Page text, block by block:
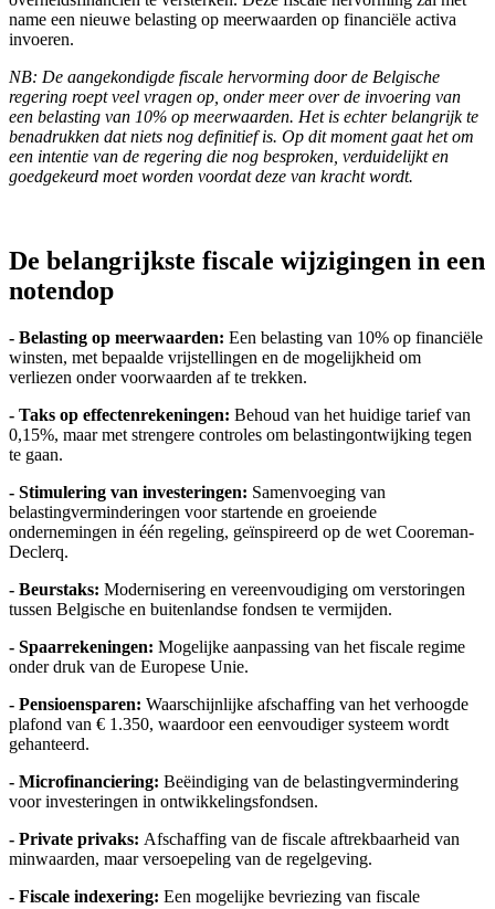
name een nieuwe belasting op meerwaarden op financiële activa
invoeren.
NB: De aangekondigde fiscale hervorming door de Belgische
regering roept veel vragen op, onder meer over de invoering van
een belasting van 10% op meerwaarden. Het is echter belangrijk te
benadrukken dat niets nog definitief is. Op dit moment gaat het om
een intentie van de regering die nog besproken, verduidelijkt en
goedgekeurd moet worden voordat deze van kracht wordt.
De belangrijkste fiscale wijzigingen in een
notendop
- Belasting op meerwaarden: Een belasting van 10% op financiële
winsten, met bepaalde vrijstellingen en de mogelijkheid om
verliezen onder voorwaarden af te trekken.
- Taks op effectenrekeningen: Behoud van het huidige tarief van
0,15%, maar met strengere controles om belastingontwijking tegen
te gaan.
- Stimulering van investeringen: Samenvoeging van
belastingverminderingen voor startende en groeiende
ondernemingen in één regeling, geïnspireerd op de wet Cooreman-
Declerq.
- Beurstaks: Modernisering en vereenvoudiging om verstoringen
tussen Belgische en buitenlandse fondsen te vermijden.
- Spaarrekeningen: Mogelijke aanpassing van het fiscale regime
onder druk van de Europese Unie.
- Pensioensparen: Waarschijnlijke afschaffing van het verhoogde
plafond van € 1.350, waardoor een eenvoudiger systeem wordt
gehanteerd.
- Microfinanciering: Beëindiging van de belastingvermindering
voor investeringen in ontwikkelingsfondsen.
- Private privaks: Afschaffing van de fiscale aftrekbaarheid van
minwaarden, maar versoepeling van de regelgeving.
- Fiscale indexering: Een mogelijke bevriezing van fiscale